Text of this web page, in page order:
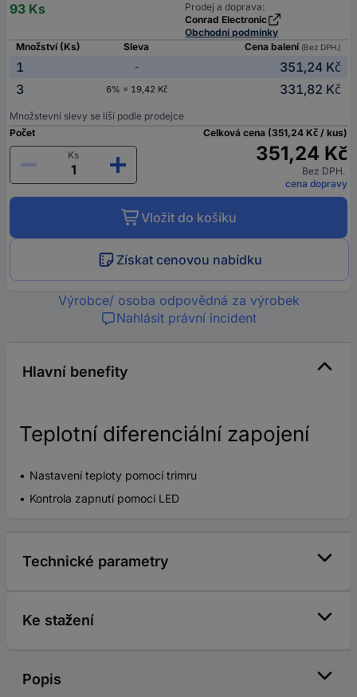
93 Ks
Prodej a doprava:
Conrad Electronic
Obchodní podmínky
Množství (Ks)
Sleva Cena balení (Bez DPH.)
1 -
351,24 Kč
3
6% = 19,42 Kč 331,82 Kč
Množstevní slevy se liší podle prodejce
Počet
Ks
Celková cena (351,24 Kč / kus)
351,24 Kč
Bez DPH.
cena dopravy
Vložit do košíku
Získat cenovou nabídku
Výrobce/ osoba odpovědná za výrobek
Nahlásit právní incident
Hlavní benefity
Teplotní diferenciální zapojení
Nastavení teploty pomocí trimru
Kontrola zapnutí pomocí LED
Technické parametry
Ke stažení
Popis